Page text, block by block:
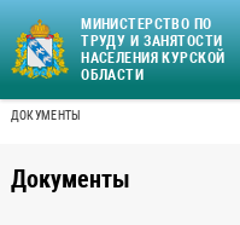
МИНИСТЕРСТВО ПО
ТРУДУ И ЗАНЯТОСТИ
НАСЕЛЕНИЯ КУРСКОЙ
ОБЛАСТИ
ДОКУМЕНТЫ
Документы